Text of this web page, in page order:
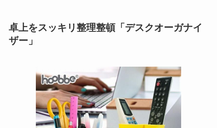
卓上をスッキリ整理整頓「デスクオーガナイ
ザー」